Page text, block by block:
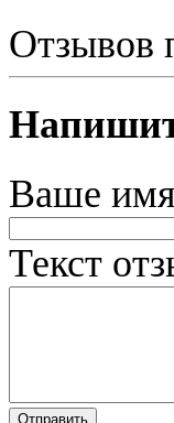
Отзывов
Ваше
Текст